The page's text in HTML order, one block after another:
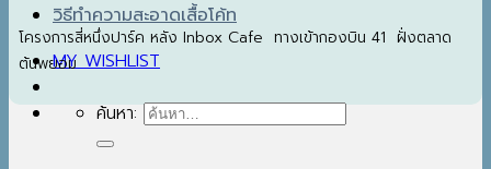
วิธีทำความสะอาดเสื้อโค้ท
MY WISHLIST
ค้นหา:
โครงการสี่หนึ่งปาร์ค หลัง Inbox Cafe ทางเข้ากองบิน 41 ฝั่งตลาด
ต้นพยอม